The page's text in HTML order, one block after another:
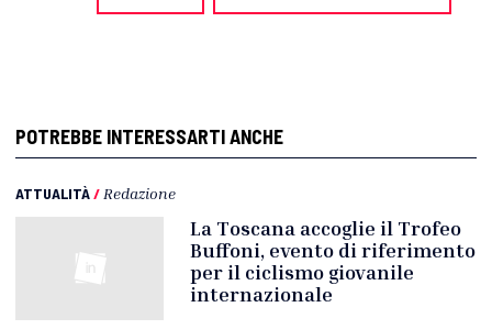
POTREBBE INTERESSARTI ANCHE
ATTUALITÀ/ Redazione
La Toscana accoglie il Trofeo
Buffoni, evento di riferimento
per il ciclismo giovanile
internazionale